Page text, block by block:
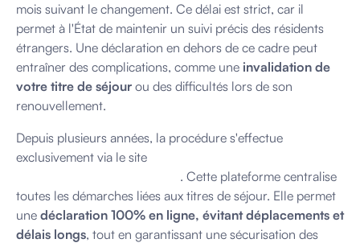
mois suivant le changement. Ce délai est strict, car il
permet à l'État de maintenir un suivi précis des résidents
étrangers. Une déclaration en dehors de ce cadre peut
entraîner des complications, comme une invalidation de
votre titre de séjour ou des difficultés lors de son
renouvellement.
Depuis plusieurs années, la procédure s'effectue
exclusivement via le site
. Cette plateforme centralise
toutes les démarches liées aux titres de séjour. Elle permet
une déclaration 100% en ligne, évitant déplacements et
délais longs, tout en garantissant une sécurisation des